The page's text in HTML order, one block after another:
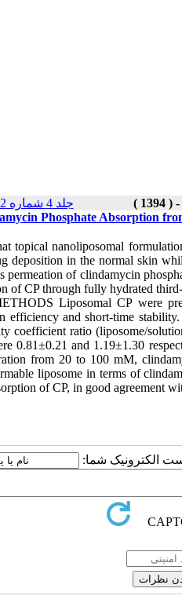
جلد 4 شماره 2 صفحات 152-145
Phosphate Absorption
topical nanoliposomal
deposition in the normal skin
permeation of clindamycin
of CP through fully hydrated
Liposomal CP were
efficiency and short-time
coefficient ratio (liposome/
0.81±0.21 and 1.19±1.30
from 20 to 100 mM,
liposome in terms of
of CP, in good agreement
الکترونیک شما: